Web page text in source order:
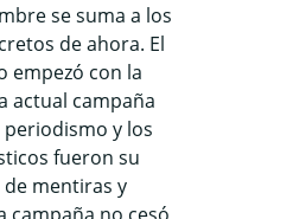
se suma a los
de ahora. El
empezó con la
actual campaña
y los
fueron su
mentiras y